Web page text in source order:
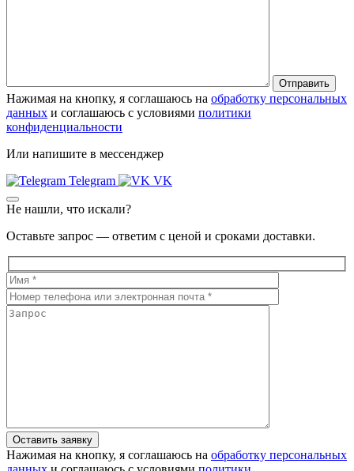
Нажимая на кнопку, я соглашаюсь на обработку персональных
данных и соглашаюсь с условиями политики
конфиденциальности
Или напишите в мессенджер
Telegram
VK
Не нашли, что искали?
Оставьте запрос — ответим с ценой и сроками доставки.
Нажимая на кнопку, я соглашаюсь на обработку персональных